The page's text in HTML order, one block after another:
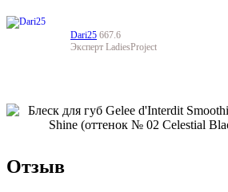
Dari25 667.6
Эксперт LadiesProject
Отзыв